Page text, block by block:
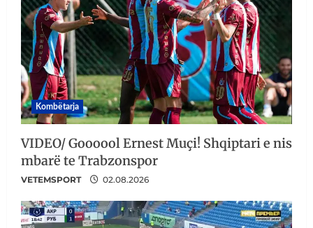
Kombëtarja
VIDEO/ Goooool Ernest Muçi! Shqiptari e nis
mbarë te Trabzonspor
VETEMSPORT 02.08.2026